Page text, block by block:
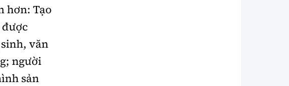
hơn: Tạo
văn
người
sản